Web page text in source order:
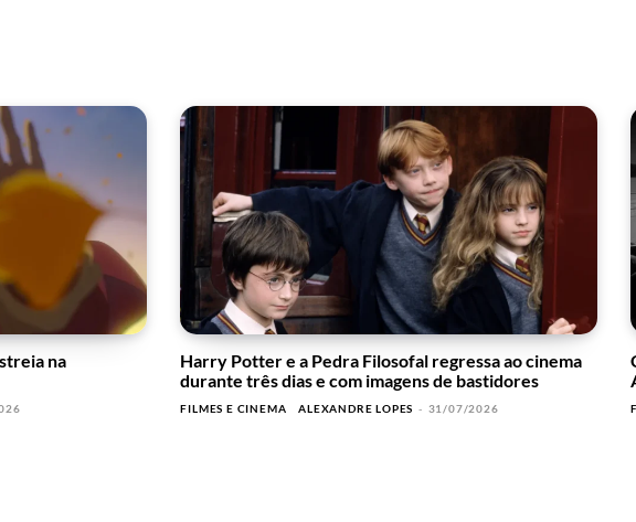
na
Harry Potter e a Pedra Filosofal regressa ao cinema
durante três dias e com imagens de bastidores
FILMES E CINEMA ALEXANDRE LOPES - 31/07/2026